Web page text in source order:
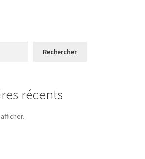
Rechercher
récents